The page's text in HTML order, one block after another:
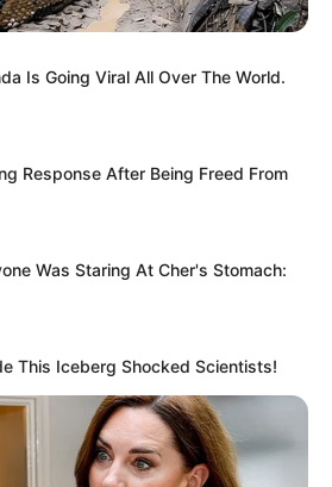
Is Going Viral All Over The World.
Response After Being Freed From
Was Staring At Cher's Stomach:
This Iceberg Shocked Scientists!